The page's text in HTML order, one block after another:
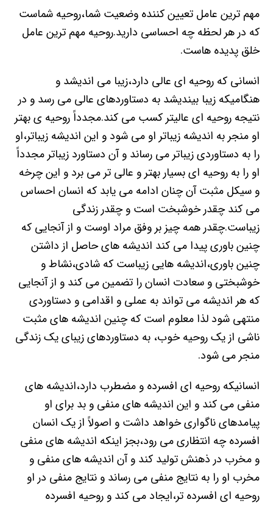
مهم ترین عامل تعیین کننده وضعیت شما،روحیه شماست
که در هر لحظه چه احساسی دارید.روحیه مهم ترین عامل
خلق پدیده هاست.
انسانی که روحیه ای عالی دارد،زیبا می اندیشد و
هنگامیکه زیبا بیندیشد به دستاوردهای عالی می رسد و در
نتیجه روحیه ای عالیتر کسب می کند.مجدداً روحیه ی بهتر
او منجر به اندیشه زیباتر او می شود و این اندیشه زیباتر،او
را به دستاوردی زیباتر می رساند و آن دستاورد زیباتر مجدداً
او را به روحیه ای بسیار بهتر و عالی تر می برد و این چرخه
و سیکل مثبت آن چنان ادامه می یابد که انسان احساس
می کند چقدر خوشبخت است و چقدر زندگی
زیباست.چقدر همه چیز بر وفق مراد اوست و از آنجایی که
چنین باوری پیدا می کند اندیشه های حاصل از داشتن
چنین باوری،اندیشه هایی زیباست که شادی،نشاط و
خوشبختی و سعادت انسان را تضمین می کند و از آنجایی
که هر اندیشه می تواند به عملی و اقدامی و دستاوردی
منتهی شود لذا معلوم است که چنین اندیشه های مثبت
ناشی از یک روحیه خوب، به دستاوردهای زیبای یک زندگی
منجر می شود.
انسانیکه روحیه ای افسرده و مضطرب دارد،اندیشه های
منفی می کند و این اندیشه های منفی و بد برای او
پیامدهای ناگواری خواهد داشت و اصولاً از یک انسان
افسرده چه انتظاری می رود،بجز اینکه اندیشه های منفی
و مخرب در ذهنش تولید کند و آن اندیشه های منفی و
مخرب او را به نتایج منفی می رساند و نتایج منفی در او
روحیه ای افسرده تر،ایجاد می کند و روحیه افسرده